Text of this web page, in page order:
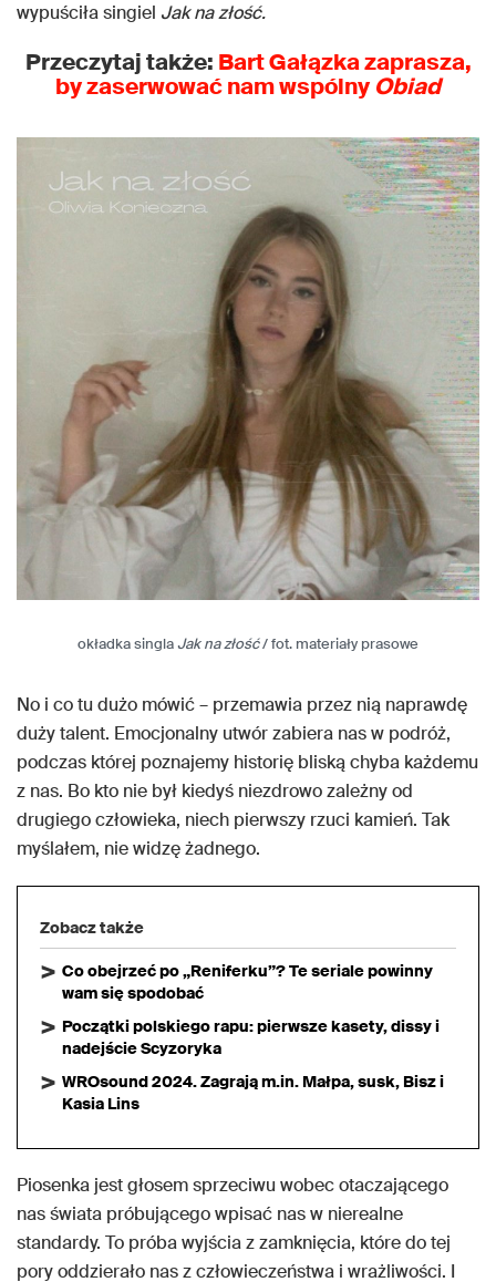
wypuściła singiel Jak na złość.
Przeczytaj także: Bart Gałązka zaprasza,
by zaserwować nam wspólny Obiad
okładka singlaJak na złość/ fot. materiały prasowe
No i co tu dużo mówić – przemawia przez nią naprawdę
duży talent. Emocjonalny utwór zabiera nas w podróż,
podczas której poznajemy historię bliską chyba każdemu
z nas. Bo kto nie był kiedyś niezdrowo zależny od
drugiego człowieka, niech pierwszy rzuci kamień. Tak
myślałem, nie widzę żadnego.
Zobacz także
Co obejrzeć po „Reniferku”? Te seriale powinny
wam się spodobać
Początki polskiego rapu: pierwsze kasety, dissy i
nadejście Scyzoryka
WROsound 2024. Zagrają m.in. Małpa, susk, Bisz i
Kasia Lins
Piosenka jest głosem sprzeciwu wobec otaczającego
nas świata próbującego wpisać nas w nierealne
standardy. To próba wyjścia z zamknięcia, które do tej
pory oddzierało nas z człowieczeństwa i wrażliwości. I